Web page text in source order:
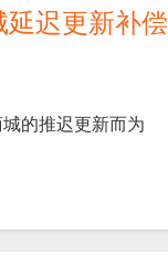
迟更新补偿
的推迟更新而为